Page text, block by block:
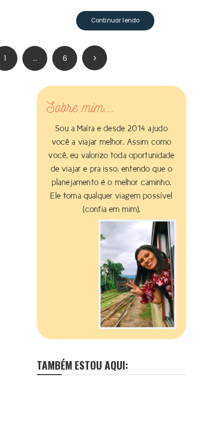
Continuar lendo
1 … 6
Sobre mim...
Sou a Maíra e desde 2014 ajudo
você a viajar melhor. Assim como
você, eu valorizo toda oportunidade
de viajar e pra isso, entendo que o
planejamento é o melhor caminho.
Ele torna qualquer viagem possível
(confia em mim).
TAMBÉM ESTOU AQUI: